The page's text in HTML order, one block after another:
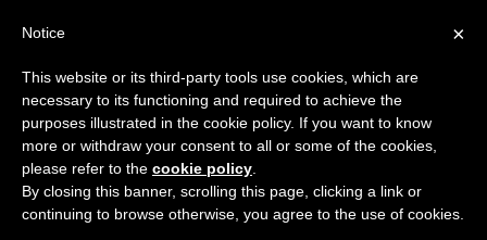
Ein aktuelles Buch über
×
Notice
This website or its third-party tools use cookies, which are
necessary to its functioning and required to achieve the
purposes illustrated in the cookie policy. If you want to know
more or withdraw your consent to all or some of the cookies,
please refer to the cookie policy
By closing this banner, scrolling this page, clicking a link or
continuing to browse otherwise, you agree to the use of cookies.